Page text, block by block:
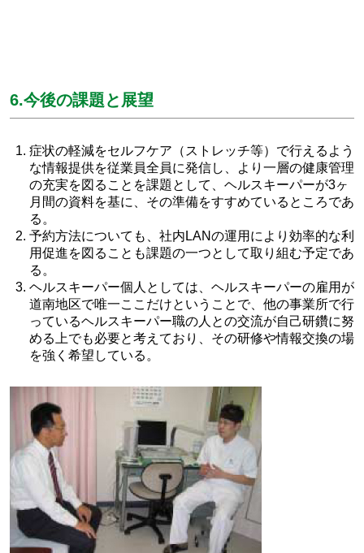
6.今後の課題と展望
症状の軽減をセルフケア（ストレッチ等）で行えるよう
な情報提供を従業員全員に発信し、より一層の健康管理
の充実を図ることを課題として、ヘルスキーパーが3ヶ
月間の資料を基に、その準備をすすめているところであ
る。
予約方法についても、社内LANの運用により効率的な利
用促進を図ることも課題の一つとして取り組む予定であ
る。
ヘルスキーパー個人としては、ヘルスキーパーの雇用が
道南地区で唯一ここだけということで、他の事業所で行
っているヘルスキーパー職の人との交流が自己研鑽に努
める上でも必要と考えており、その研修や情報交換の場
を強く希望している。